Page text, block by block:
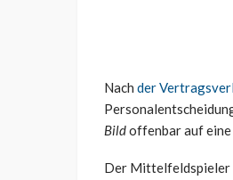
Nach der
Bildoffenbar auf
Der Mittelfeldspieler